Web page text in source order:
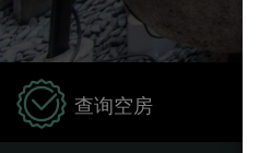
查询空房